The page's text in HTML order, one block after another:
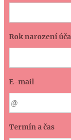
Rok narození
E-mail
Termín a čas